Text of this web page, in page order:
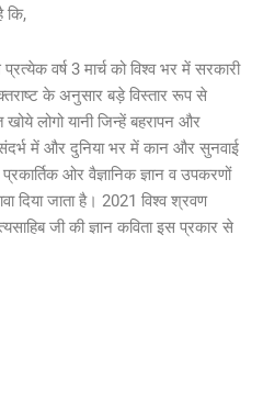
कि,
वर्ष 3 मार्च को विश्व भर में सरकारी
के अनुसार बड़े विस्तार रूप से
लोगो यानी जिन्हें बहरापन और
में और दुनिया भर में कान और सुनवाई
ओर वैज्ञानिक ज्ञान व उपकरणों
दिया जाता है। 2021 विश्व श्रवण
जी की ज्ञान कविता इस प्रकार से